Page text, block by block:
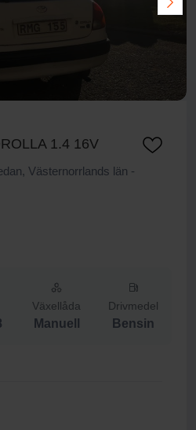
1.4 16V
Västernorrlands län -
Växellåda
Manuell
Drivmedel
Bensin